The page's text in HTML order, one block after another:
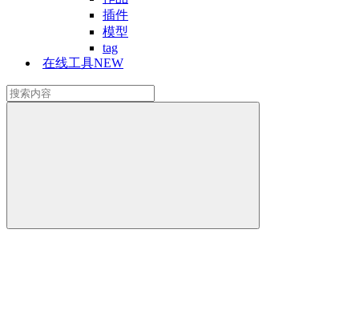
插件
模型
tag
在线工具NEW